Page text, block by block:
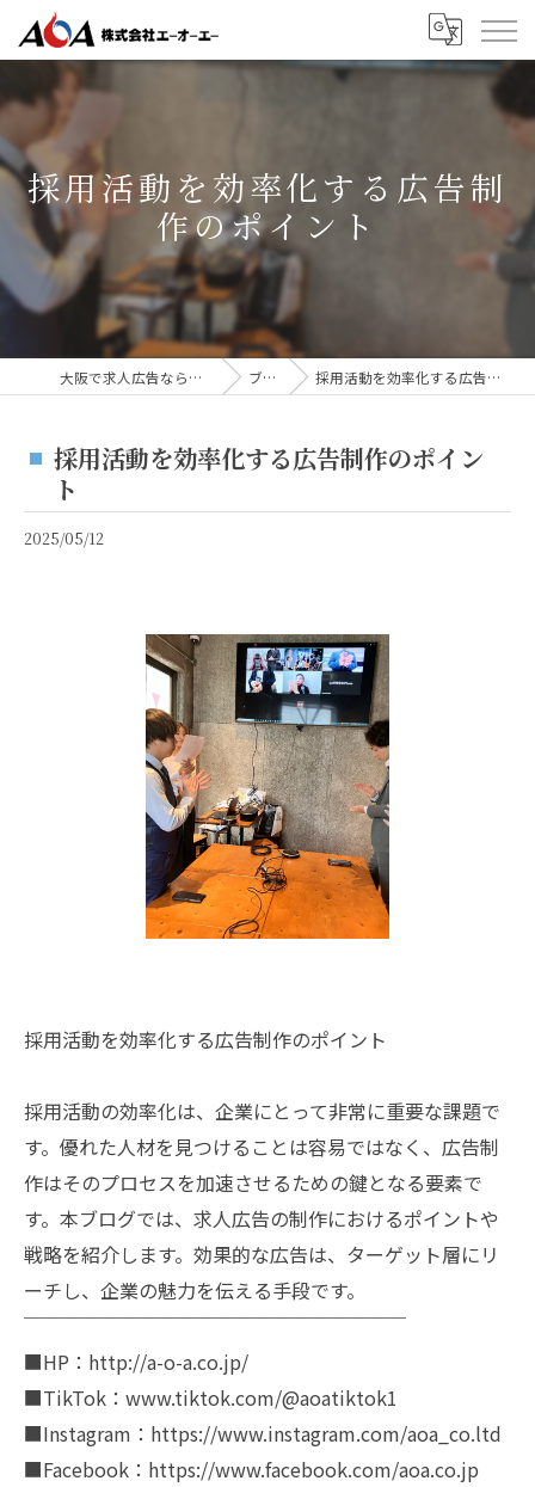
採用活動を効率化する広告制
作のポイント
大阪で求人広告なら株式会社AOA ブログ 採用活動を効率化する広告制作のポイント
採用活動を効率化する広告制作のポイン
ト
2025/05/12
採用活動を効率化する広告制作のポイント
採用活動の効率化は、企業にとって非常に重要な課題で
す。優れた人材を見つけることは容易ではなく、広告制
作はそのプロセスを加速させるための鍵となる要素で
す。本ブログでは、求人広告の制作におけるポイントや
戦略を紹介します。効果的な広告は、ターゲット層にリ
ーチし、企業の魅力を伝える手段です。
￣￣￣￣￣￣￣￣￣￣￣￣￣￣￣￣￣￣￣￣
■HP：http://a-o-a.co.jp/
■TikTok：www.tiktok.com/@aoatiktok1
■Instagram：https://www.instagram.com/aoa_co.ltd
■Facebook：https://www.facebook.com/aoa.co.jp